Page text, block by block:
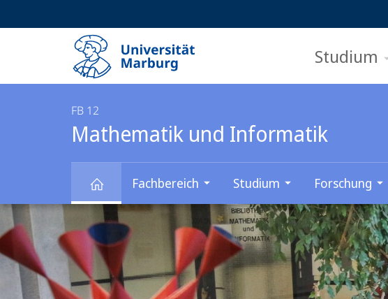
Studium
FB 12
Mathematik und Informatik
Mathematik
und
Informatik
Fachbereich Studium Forschung
Hauptinhalt